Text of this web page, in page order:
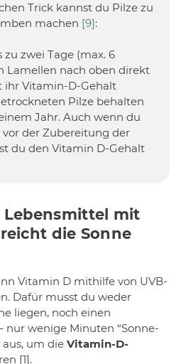
Trick kannst du Pilze zu
machen [9]:
zwei Tage (max. 6
Lamellen nach oben direkt
ihr Vitamin-D-Gehalt
Pilze behalten
Jahr. Auch wenn du
vor der Zubereitung der
du den Vitamin D-Gehalt
Lebensmittel mit
die Sonne
Vitamin D mithilfe von UVB-
Dafür musst du weder
liegen, noch einen
nur wenige Minuten “Sonne-
um die Vitamin-D-
[1].